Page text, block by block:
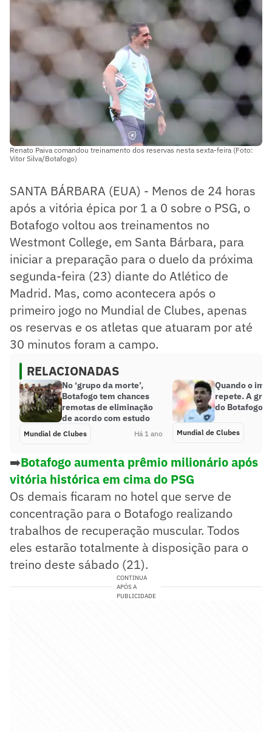
Renato Paiva comandou treinamento dos reservas nesta sexta-feira (Foto:
Vitor Silva/Botafogo)
SANTA BÁRBARA (EUA) - Menos de 24 horas
após a vitória épica por 1 a 0 sobre o PSG, o
Botafogo voltou aos treinamentos no
Westmont College, em Santa Bárbara, para
iniciar a preparação para o duelo da próxima
segunda-feira (23) diante do Atlético de
Madrid. Mas, como acontecera após o
primeiro jogo no Mundial de Clubes, apenas
os reservas e os atletas que atuaram por até
30 minutos foram a campo.
RELACIONADAS
No ‘grupo da morte’,
Botafogo tem chances
remotas de eliminação
de acordo com estudo
Mundial de Clubes Há 1 ano
Quando o
repete. A
do Botafogo
Mundial de Clubes
➡️Botafogo aumenta prêmio milionário após
vitória histórica em cima do PSG
Os demais ficaram no hotel que serve de
concentração para o Botafogo realizando
trabalhos de recuperação muscular. Todos
eles estarão totalmente à disposição para o
treino deste sábado (21).
CONTINUA
APÓS A
PUBLICIDADE